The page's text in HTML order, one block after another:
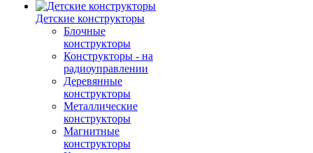
Детские конструкторы
Блочные
конструкторы
Конструкторы - на
радиоуправлении
Деревянные
конструкторы
Металлические
конструкторы
Магнитные
конструкторы